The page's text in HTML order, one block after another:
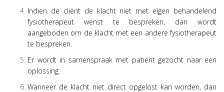
Indien de cliënt de klacht niet met eigen behandelend
fysiotherapeut wenst te bespreken, dan wordt
aangeboden om de klacht met een andere fysiotherapeut
te bespreken.
Er wordt in samenspraak met patiënt gezocht naar een
oplossing.
Wanneer de klacht niet direct opgelost kan worden, dan